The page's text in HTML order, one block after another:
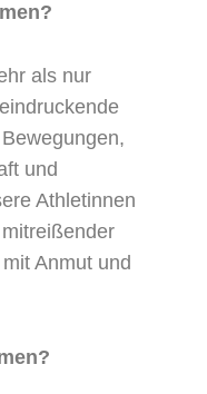
als nur
und
Athletinnen
Anmut und